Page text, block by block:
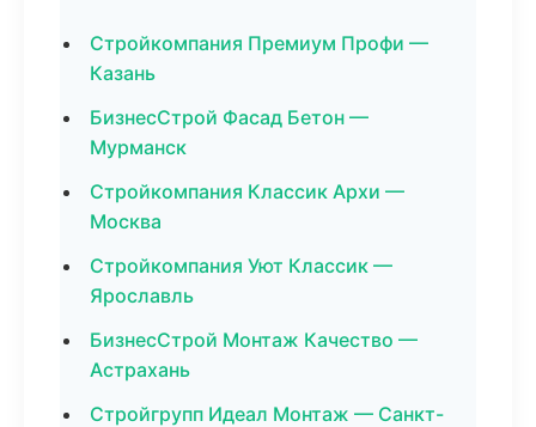
Стройкомпания Премиум Профи —
Казань
БизнесСтрой Фасад Бетон —
Мурманск
Стройкомпания Классик Архи —
Москва
Стройкомпания Уют Классик —
Ярославль
БизнесСтрой Монтаж Качество —
Астрахань
Стройгрупп Идеал Монтаж — Санкт-